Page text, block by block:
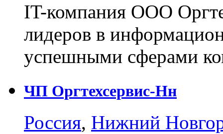
IT-компания ООО
лидеров в
успешными сферами
ЧП Оргтехсервис-Нн
Россия, Нижний